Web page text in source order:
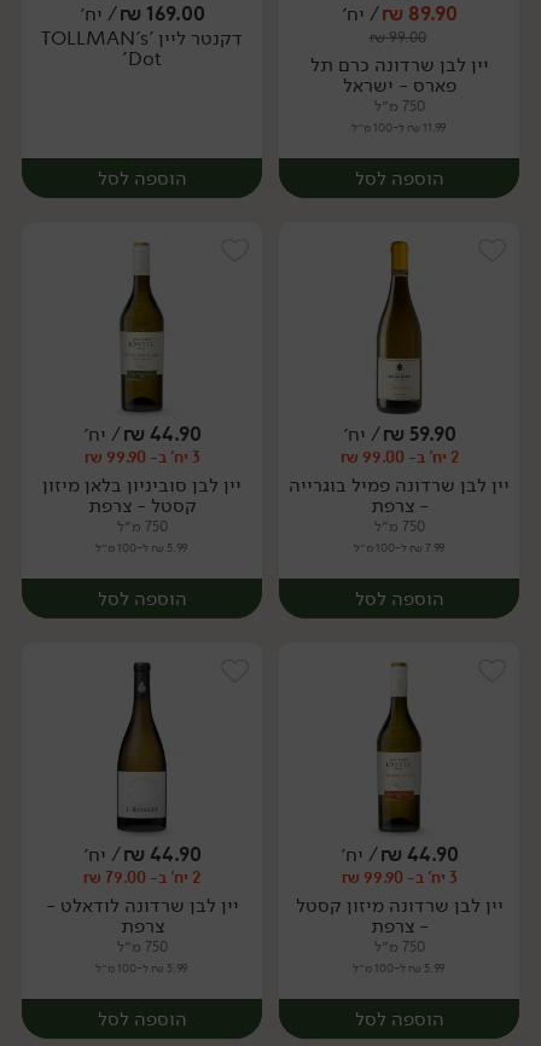
יח׳ יח׳
89.90
₪/ יח׳
99.00
₪
יין לבן שרדונה כרם תל
פארס - ישראל
750 מ״ל
11.99 ₪ ל-100 מ״ל
הוספה לסל
יח׳
169.00
₪/ יח׳
דקנטר ליין 'TOLLMAN's
Dot'
הוספה לסל
יח׳
59.90
₪/ יח׳
2 יח' ב- 99.00 ₪
יין לבן שרדונה פמיל בוגרייה
- צרפת
750 מ״ל
7.99 ₪ ל-100 מ״ל
הוספה לסל
יח׳
44.90
₪/ יח׳
3 יח' ב- 99.90 ₪
יין לבן סוביניון בלאן מיזון
קסטל - צרפת
750 מ״ל
5.99 ₪ ל-100 מ״ל
הוספה לסל
יח׳
44.90
₪/ יח׳
3 יח' ב- 99.90 ₪
יין לבן שרדונה מיזון קסטל
- צרפת
750 מ״ל
5.99 ₪ ל-100 מ״ל
הוספה לסל
44.90
₪/ יח׳
2 יח' ב- 79.00 ₪
יין לבן שרדונה לודאלט -
צרפת
750 מ״ל
5.99 ₪ ל-100 מ״ל
הוספה לסל